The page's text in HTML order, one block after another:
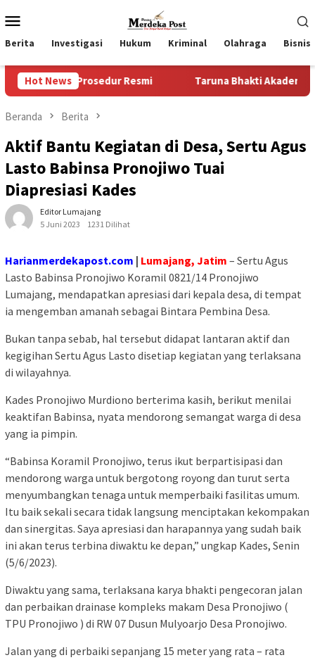
ke
kontenMobile
Berita Investigasi Hukum Kriminal Olahraga Bisnis
Hot News
Prosedur Resmi Taruna Bhakti Akademi TNI 2026
Beranda Berita
Aktif Bantu Kegiatan di Desa, Sertu Agus
Lasto Babinsa Pronojiwo Tuai
Diapresiasi Kades
Editor Lumajang
5 Juni 2023
1231 Dilihat
Harianmerdekapost.com | Lumajang, Jatim – Sertu Agus
Lasto Babinsa Pronojiwo Koramil 0821/14 Pronojiwo
Lumajang, mendapatkan apresiasi dari kepala desa, di tempat
ia mengemban amanah sebagai Bintara Pembina Desa.
Bukan tanpa sebab, hal tersebut didapat lantaran aktif dan
kegigihan Sertu Agus Lasto disetiap kegiatan yang terlaksana
di wilayahnya.
Kades Pronojiwo Murdiono berterima kasih, berikut menilai
keaktifan Babinsa, nyata mendorong semangat warga di desa
yang ia pimpin.
“Babinsa Koramil Pronojiwo, terus ikut berpartisipasi dan
mendorong warga untuk bergotong royong dan turut serta
menyumbangkan tenaga untuk memperbaiki fasilitas umum.
Itu baik sekali secara tidak langsung menciptakan kekompakan
dan sinergitas. Saya apresiasi dan harapannya yang sudah baik
ini akan terus terbina diwaktu ke depan,” ungkap Kades, Senin
(5/6/2023).
Diwaktu yang sama, terlaksana karya bhakti pengecoran jalan
dan perbaikan drainase kompleks makam Desa Pronojiwo (
TPU Pronojiwo ) di RW 07 Dusun Mulyoarjo Desa Pronojiwo.
Jalan yang di perbaiki sepanjang 15 meter yang rata – rata